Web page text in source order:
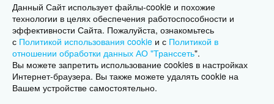
Политика использования
cookies и похожих технологий
Техническая поддержка
Данный Сайт использует файлы-cookie и похожие
технологии в целях обеспечения работоспособности и
эффективности Сайта. Пожалуйста, ознакомьтесь
с Политикой использования cookie и с Политикой в
отношении обработки данных АО "Транссеть".
Вы можете запретить использование cookies в настройках
Интернет-браузера. Вы также можете удалять cookie на
Вашем устройстве самостоятельно.